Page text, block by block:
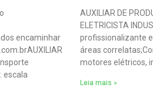
encaminhar
escala
AUXILIAR DE
ELETRICISTA
profissionalizante
áreas
motores elétricos,
Leia mais »